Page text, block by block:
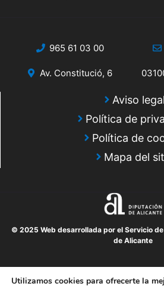
965 61 03 00
Av. Constitució, 6
Aviso legal
Política de
Política de
Mapa del
© 2025 Web desarrollada por el Servicio
de Alicante
Utilizamos cookies para ofrecerte la